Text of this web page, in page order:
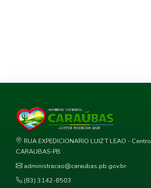
RUA EXPEDICIONARIO LUIZ T LEAO - Centro
CARAUBAS-PB
administracao@caraubas.pb.gov.br
(83) 3142-8503